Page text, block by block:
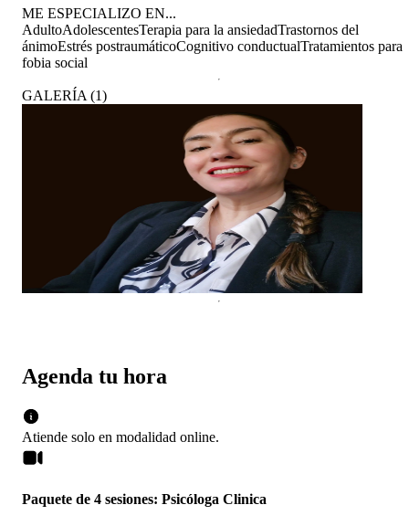
Agenda tu hora
Atiende solo en modalidad online.
Paquete de 4 sesiones: Psicóloga Clinica
ME ESPECIALIZO EN...
AdultoAdolescentesTerapia para la ansiedadTrastornos del
ánimoEstrés postraumáticoCognitivo conductualTratamientos para
fobia social
GALERÍA (1)